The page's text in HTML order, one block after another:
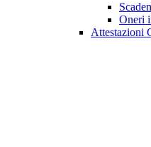
Oneri
Attestazioni